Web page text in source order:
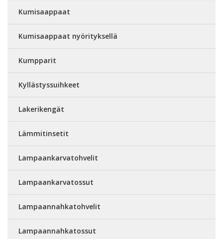
Kumisaappaat
Kumisaappaat nyörityksellä
Kumpparit
Kyllästyssuihkeet
Lakerikengät
Lämmitinsetit
Lampaankarvatohvelit
Lampaankarvatossut
Lampaannahkatohvelit
Lampaannahkatossut